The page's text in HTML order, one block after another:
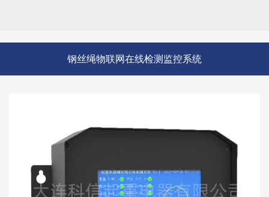
钢丝绳物联网在线检测监控系统